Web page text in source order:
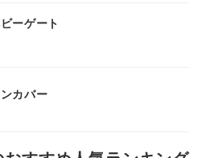
ーゲート
カバー